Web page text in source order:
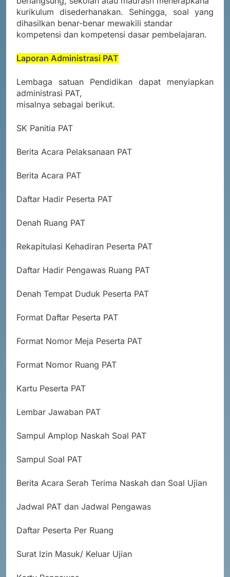
kurikulum disederhanakan. Sehingga, soal yang
dihasilkan benar-benar mewakili standar
kompetensi dan kompetensi dasar pembelajaran.
Laporan Administrasi PAT
Lembaga satuan Pendidikan dapat menyiapkan
administrasi PAT,
misalnya sebagai berikut.
SK Panitia PAT
Berita Acara Pelaksanaan PAT
Berita Acara PAT
Daftar Hadir Peserta PAT
Denah Ruang PAT
Rekapitulasi Kehadiran Peserta PAT
Daftar Hadir Pengawas Ruang PAT
Denah Tempat Duduk Peserta PAT
Format Daftar Peserta PAT
Format Nomor Meja Peserta PAT
Format Nomor Ruang PAT
Kartu Peserta PAT
Lembar Jawaban PAT
Sampul Amplop Naskah Soal PAT
Sampul Soal PAT
Berita Acara Serah Terima Naskah dan Soal Ujian
Jadwal PAT dan Jadwal Pengawas
Daftar Peserta Per Ruang
Surat Izin Masuk/ Keluar Ujian